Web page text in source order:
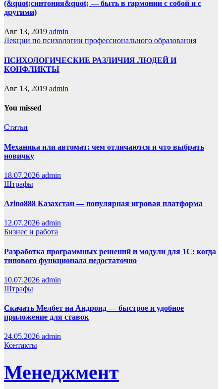
(&quot;синтония&quot; — быть в гармонии с собой и с
другими)
Авг 13, 2019 admin
Лекции по психологии профессионального образования
ПСИХОЛОГИЧЕСКИЕ РАЗЛИЧИЯ ЛЮДЕЙ И
КОНФЛИКТЫ
Авг 13, 2019 admin
You missed
Статьи
Механика или автомат: чем отличаются и что выбрать
новичку
18.07.2026 admin
Штрафы
Azino888 Казахстан — популярная игровая платформа
12.07.2026 admin
Бизнес и работа
Разработка программных решений и модули для 1С: когда
типового функционала недостаточно
10.07.2026 admin
Штрафы
Скачать Мелбет на Андроид — быстрое и удобное
приложение для ставок
24.05.2026 admin
Контакты
Менеджмент